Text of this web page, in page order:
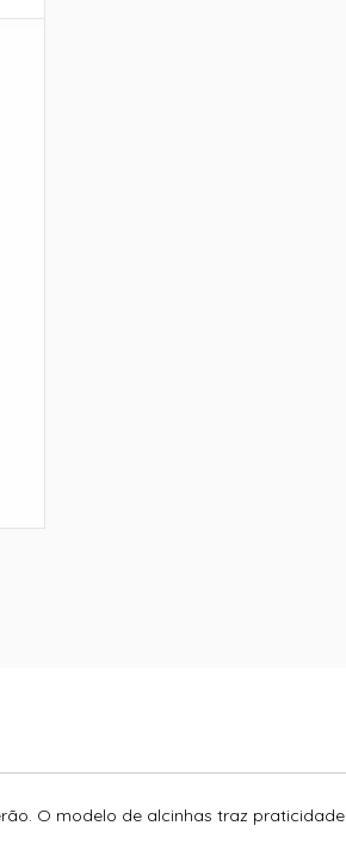
O modelo de alcinhas traz praticidade